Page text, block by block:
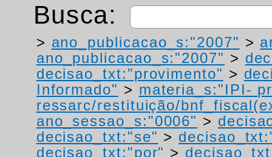
Busca:
> ano_publicacao_s:"2007" >
ano_publicacao_s:"2007" >
decisao_txt:"provimento" >
Informado" > materia_s:"IPI-
ressarc/restituição/
ano_sessao_s:"0006" >
decisao_txt:"se" >
decisao_txt:"por" >